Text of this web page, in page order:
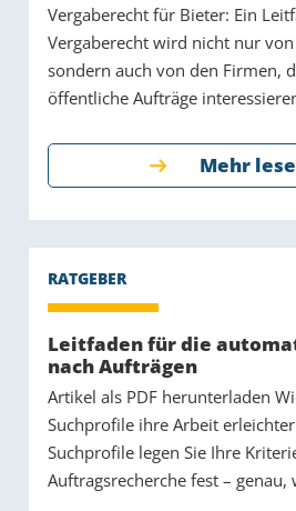
Vergaberecht für Bieter: Ein
Vergaberecht wird nicht nur
sondern auch von den Firmen,
öffentliche Aufträge
Mehr
Leitfaden für die
nach Aufträgen
Artikel als PDF herunterladen
Suchprofile ihre Arbeit
Suchprofile legen Sie Ihre
Auftragsrecherche fest – genau,